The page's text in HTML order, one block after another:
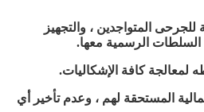
الطبية للجرحى المتواجدين ، والتجهيز
السلطات الرسمية معها.
كافة الإشكاليات.
المستحقة لهم ، وعدم تأخير أي